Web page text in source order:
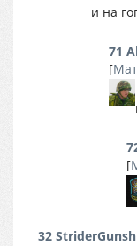
и на
71
[
[
32